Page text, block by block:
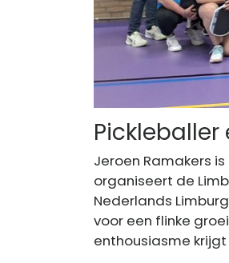
Pickleballer
Jeroen Ramakers
organiseert de
Nederlands
voor een flinke
enthousiasme